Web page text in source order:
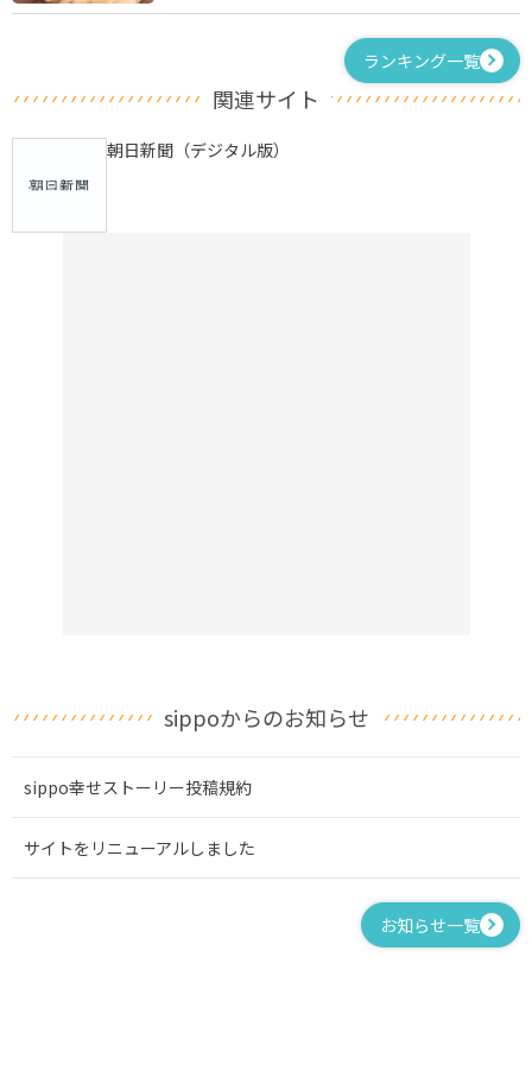
ランキング一覧
関連サイト
朝日新聞（デジタル版）
sippoからのお知らせ
sippo幸せストーリー投稿規約
サイトをリニューアルしました
お知らせ一覧